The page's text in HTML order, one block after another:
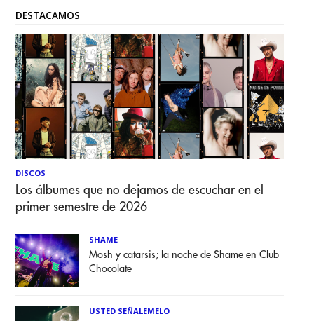
DESTACAMOS
DISCOS
Los álbumes que no dejamos de escuchar en el
primer semestre de 2026
SHAME
Mosh y catarsis; la noche de Shame en Club
Chocolate
USTED SEÑALEMELO